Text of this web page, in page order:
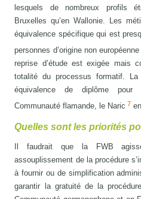
lesquels de nombreux profils
Bruxelles qu’en Wallonie. Les
équivalence spécifique qui est
personnes d’origine non européenne
reprise d’étude est exigée mais
totalité du processus formatif.
équivalence de diplôme pour
Communauté flamande, le Naric 7
Quelles sont les priorités
Il faudrait que la FWB
assouplissement de la procédure
à fournir ou de simplification
garantir la gratuité de la